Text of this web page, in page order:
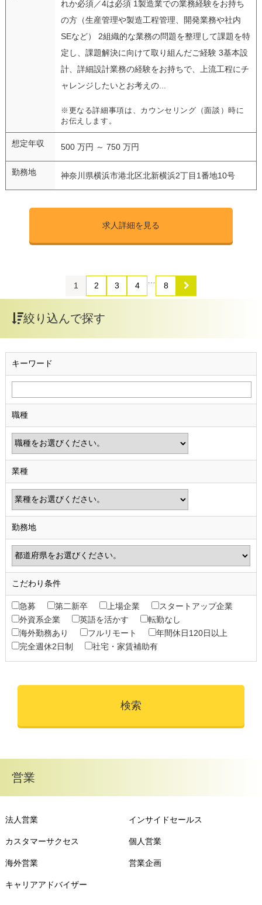
れか必須／4は必須 1製造業での業務経験をお持ち
の方（生産管理や製造工程管理、開発業務や社内
SEなど） 2組織的な業務の問題を整理して課題を特
定し、課題解決に向けて取り組んだご経験 3基本設
計、詳細設計業務の経験をお持ちで、上流工程にチ
ャレンジしたいとお考えの...
※更なる詳細事項は、カウンセリング（面談）時に
お伝えします。
想定年収 500 万円 ～ 750 万円
勤務地 神奈川県横浜市港北区北新横浜2丁目1番地10号
求人詳細を見る
1 2 3 4 8
絞り込んで探す
キーワード
職種
業種
勤務地
こだわり条件
急募 第二新卒 上場企業
スタートアップ企業
外資系企業
英語を活かす
転勤なし
海外勤務あり
フルリモート
年間休日120日以上
完全週休2日制
社宅・家賃補助有
営業
法人営業 インサイドセールス
カスタマーサクセス 個人営業
海外営業 営業企画
キャリアアドバイザー